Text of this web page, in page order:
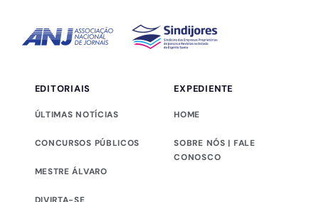
EDITORIAIS
ÚLTIMAS NOTÍCIAS
CONCURSOS PÚBLICOS
MESTRE ÁLVARO
EXPEDIENTE
HOME
SOBRE NÓS | FALE
CONOSCO